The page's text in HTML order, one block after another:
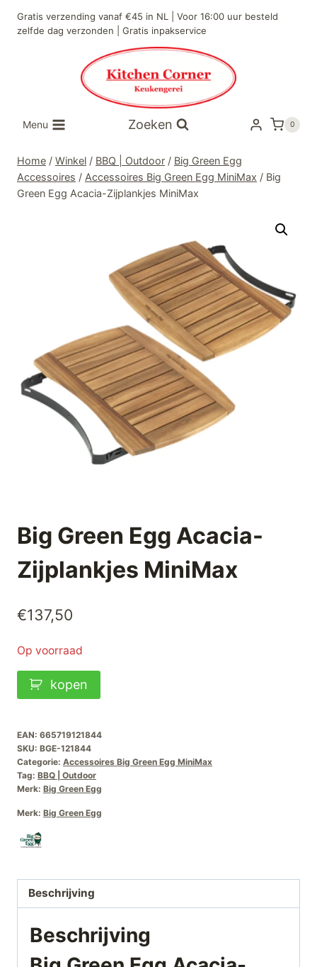
naar
Gratis verzending vanaf €45 in NL | Voor 16:00 uur besteld
zelfde dag verzonden | Gratis inpakservice
Menu Zoeken 0
Home / Winkel / BBQ | Outdoor / Big Green Egg
Accessoires / Accessoires Big Green Egg MiniMax / Big
Green Egg Acacia-Zijplankjes MiniMax
Big Green Egg Acacia-
Zijplankjes MiniMax
€137,50
Op voorraad
Big
Green
Acacia-
Zijplankjes
MiniMax
aantal
kopen
EAN: 665719121844
SKU: BGE-121844
Categorie: Accessoires Big Green Egg MiniMax
Tag: BBQ | Outdoor
Merk: Big Green Egg
Merk: Big Green Egg
Beschrijving
Beschrijving